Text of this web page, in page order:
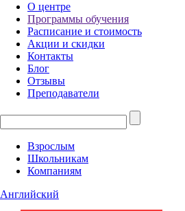
О центре
Программы обучения
Расписание и стоимость
Акции и скидки
Контакты
Блог
Отзывы
Преподаватели
Взрослым
Школьникам
Компаниям
Английский